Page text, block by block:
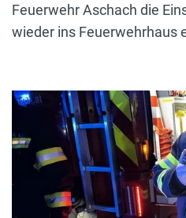
Feuerwehr Aschach die
wieder ins Feuerwehrhaus